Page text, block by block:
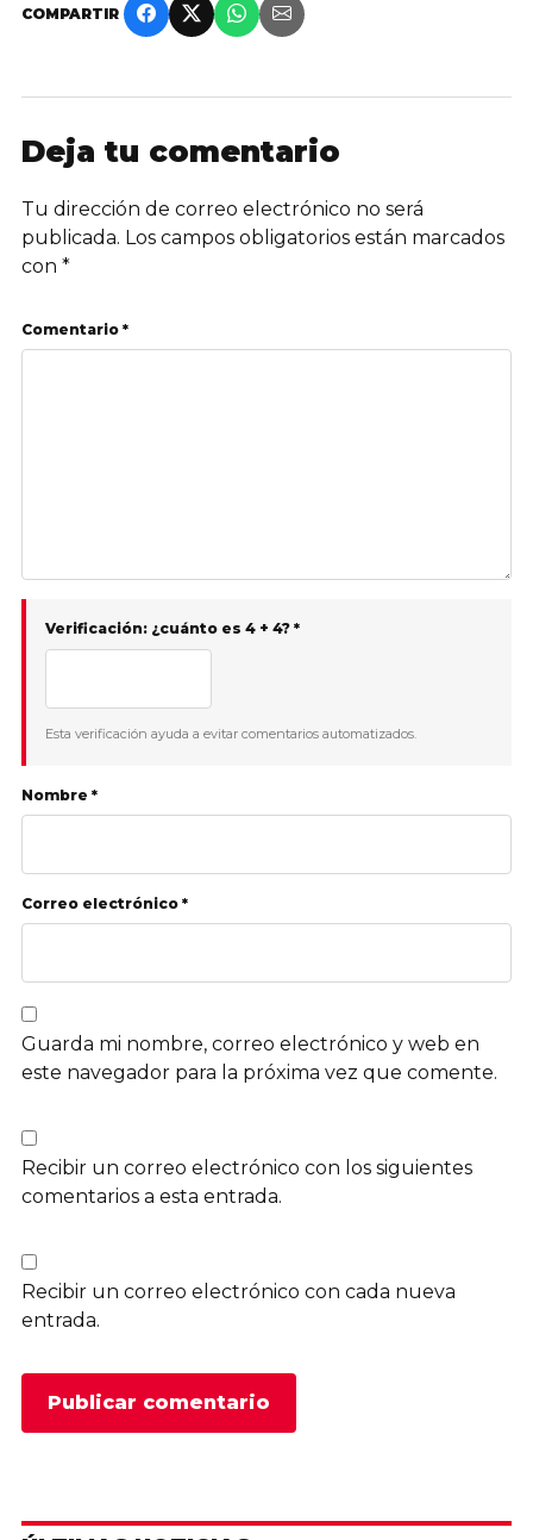
COMPARTIR
Deja tu comentario
Tu dirección de correo electrónico no será
publicada. Los campos obligatorios están marcados
con *
Comentario *
Verificación: ¿cuánto es 4 + 4? *
Esta verificación ayuda a evitar comentarios automatizados.
Nombre *
Correo electrónico *
Guarda mi nombre, correo electrónico y web en
este navegador para la próxima vez que comente.
Recibir un correo electrónico con los siguientes
comentarios a esta entrada.
Recibir un correo electrónico con cada nueva
entrada.